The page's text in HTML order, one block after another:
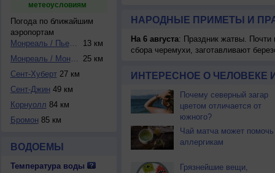
метеоусловиям
Погода по ближайшим
аэропортам
Монреаль / Пьер Э...
13 км
Монреаль / Монреа... 25 км
Сент-Хуберт27 км
Сент-Джин 49 км
Корнуолл 84 км
Бромон 85 км
ВОДОЕМЫ
Температура воды
НАРОДНЫЕ ПРИМЕТЫ И
На 6 августа: Праздник жатвы. Почти
сбора черемухи, заготавливают
ИНТЕРЕСНОЕ О ЧЕЛОВЕКЕ
Почему северный загар
цветом отличается от
южного?
Чай матча может помочь
аллергикам
Грязнейшие вещи,